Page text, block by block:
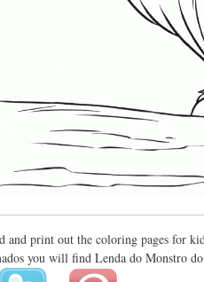
and print out the coloring pages for
you will find Lenda do Monstro